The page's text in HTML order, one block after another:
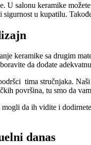
salonu keramike
u kupatilu.
keramike sa drugim
da dodate
tima stručnjaka.
površina, tu smo da
da ih vidite i
danas